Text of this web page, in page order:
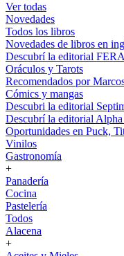
Ver todas
Novedades
Todos los libros
Novedades de libros en
Descubrí la editorial FERA
Oráculos y Tarots
Recomendados por
Cómics y mangas
Descubri la editorial
Descubrí la editorial
Oportunidades en Puck,
Vinilos
Gastronomía
+
Panadería
Cocina
Pastelería
Todos
Alacena
+